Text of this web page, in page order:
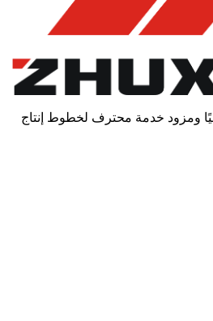
ومزود خدمة محترف لخطوط إنتاج